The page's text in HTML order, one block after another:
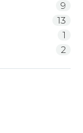
9
13
1
2